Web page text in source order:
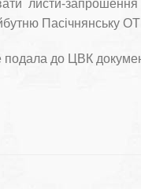
листи-
Пасічнянську
до ЦВК